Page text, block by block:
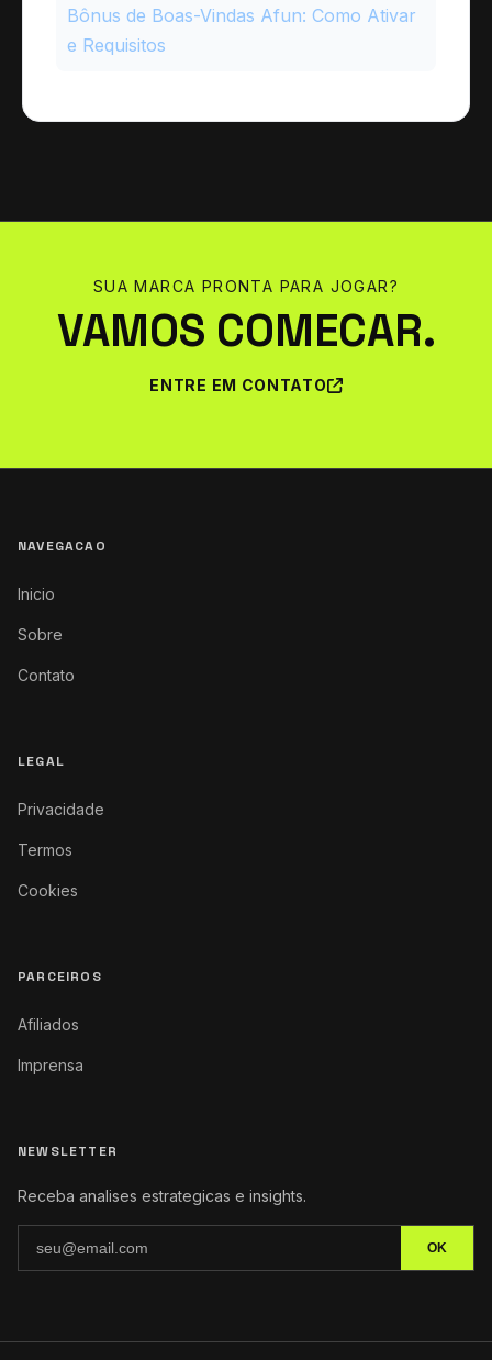
Bônus de Boas-Vindas Afun: Como Ativar
e Requisitos
SUA MARCA PRONTA PARA JOGAR?
VAMOS COMECAR.
ENTRE EM CONTATO
NAVEGACAO
Inicio
Sobre
Contato
LEGAL
Privacidade
Termos
Cookies
PARCEIROS
Afiliados
Imprensa
NEWSLETTER
Receba analises estrategicas e insights.
OK